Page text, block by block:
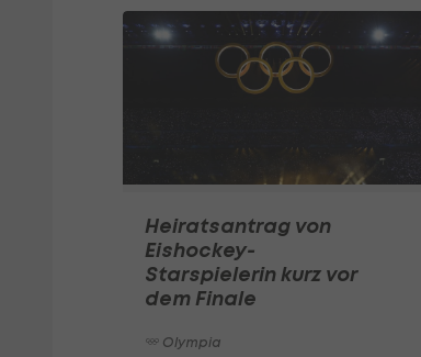
Heiratsantrag von
Eishockey-
Starspielerin kurz vor
dem Finale
Olympia